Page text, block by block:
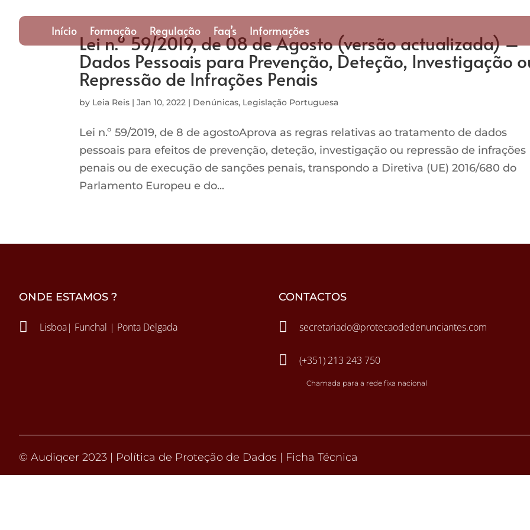
Início Formação Regulação Faq’s Informações
Lei n.º 59/2019, de 08 de Agosto (versão actualizada) –
Dados Pessoais para Prevenção, Deteção, Investigação
Repressão de Infrações Penais
by Leia Reis |Jan 10, 2022 | Denúnicas, Legislação Portuguesa
Lei n.º 59/2019, de 8 de agostoAprova as regras relativas ao tratamento de dados
pessoais para efeitos de prevenção, deteção, investigação ou repressão de infrações
penais ou de execução de sanções penais, transpondo a Diretiva (UE) 2016/680 do
Parlamento Europeu e do...
ONDE ESTAMOS ?
 Lisboa| Funchal | Ponta Delgada
CONTACTOS
 secretariado@protecaodedenunciantes.com
 (+351) 213 243 750
Chamada para a rede fixa nacional
© Audiqcer 2023 | Política de Proteção de Dados | Ficha Técnica